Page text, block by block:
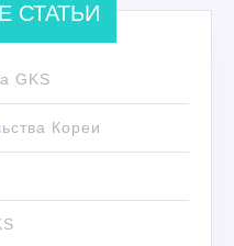
СТАТЬИ
GKS
Кореи